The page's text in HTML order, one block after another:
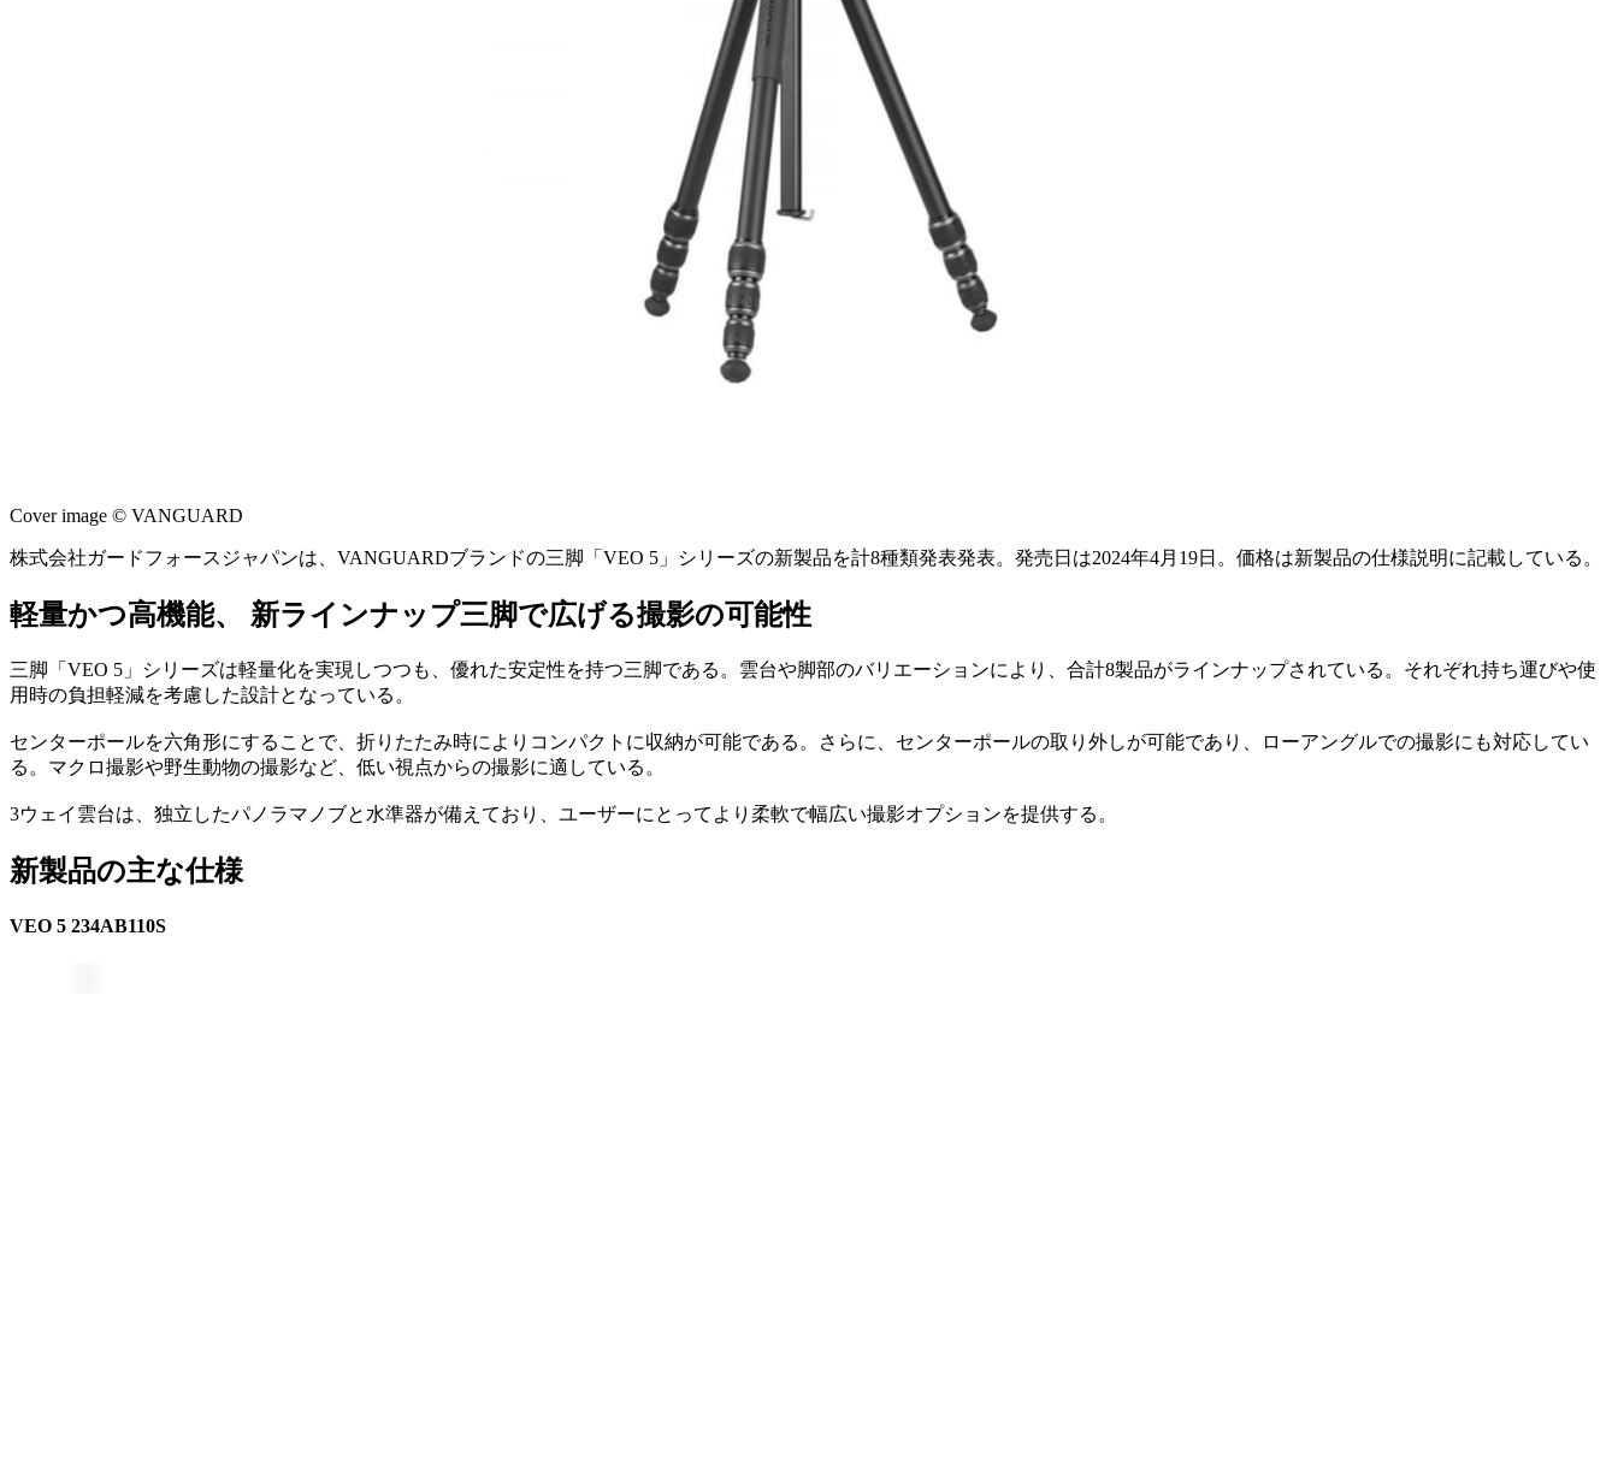
Cover image © VANGUARD
株式会社ガードフォースジャパンは、VANGUARDブランドの三脚「VEO 5」シリーズの新製品を計8種類発表発表。発売日は2024年4月19日。価格は新製品の仕様説明に記載している。
軽量かつ高機能、 新ラインナップ三脚で広げる撮影の可能性
三脚「VEO 5」シリーズは軽量化を実現しつつも、優れた安定性を持つ三脚である。雲台や脚部のバリエーションにより、合計8製品がラインナップされている。それぞれ持ち運びや使
用時の負担軽減を考慮した設計となっている。
センターポールを六角形にすることで、折りたたみ時によりコンパクトに収納が可能である。さらに、センターポールの取り外しが可能であり、ローアングルでの撮影にも対応してい
る。マクロ撮影や野生動物の撮影など、低い視点からの撮影に適している。
3ウェイ雲台は、独立したパノラマノブと水準器が備えており、ユーザーにとってより柔軟で幅広い撮影オプションを提供する。
新製品の主な仕様
VEO 5 234AB110S